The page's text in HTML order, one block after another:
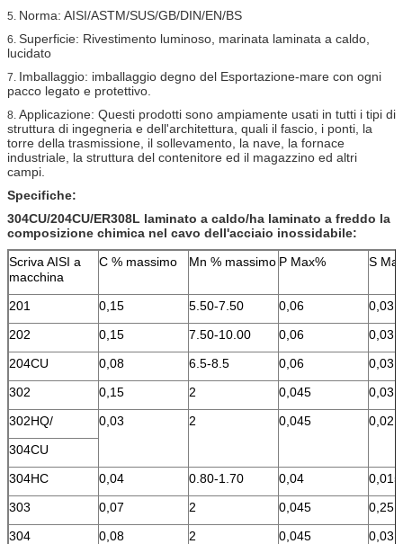
5. Norma: AISI/ASTM/SUS/GB/DIN/EN/BS
6. Superficie: Rivestimento luminoso, marinata laminata a caldo,
lucidato
7. Imballaggio: imballaggio degno del Esportazione-mare con ogni
pacco legato e protettivo.
8. Applicazione: Questi prodotti sono ampiamente usati in tutti i tipi di
struttura di ingegneria e dell'architettura, quali il fascio, i ponti, la
torre della trasmissione, il sollevamento, la nave, la fornace
industriale, la struttura del contenitore ed il magazzino ed altri
campi.
Specifiche:
304CU/204CU/ER308L laminato a caldo/ha laminato a freddo la
composizione chimica nel cavo dell'acciaio inossidabile:
Scriva AISI a
macchina
C % massimo Mn % massimo P Max% S
201 0,15 5.50-7.50 0,06
0,03
202
0,15 7.50-10.00 0,06
0,03
204CU
0,08 6.5-8.5 0,06
0,03
302
0,15 2 0,045
0,03
302HQ/
0,03 2 0,045
0,02
304CU
304HC
0,04 0.80-1.70 0,04
0,015
303
0,07 2 0,045
0,25
304
0,08 2 0,045
0,03